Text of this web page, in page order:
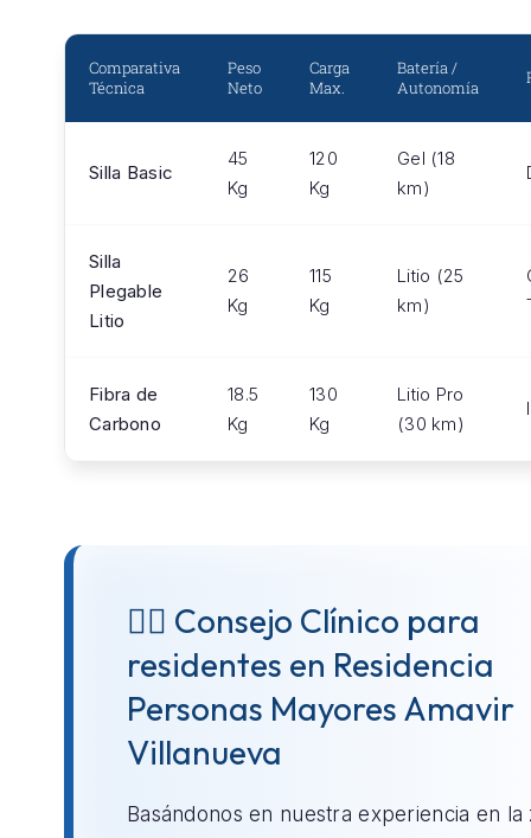
Comparativa
Técnica
Peso
Neto
Carga
Max.
Batería /
Autonomía
Silla Basic
45
Kg
120
Kg
Gel (18
km)
Silla
Plegable
Litio
26
Kg
115
Kg
Litio (25
km)
Fibra de
Carbono
18.5
Kg
130
Kg
Litio Pro
(30 km)
👨‍⚕️ Consejo Clínico para
residentes en Residencia
Personas Mayores Amavir
Villanueva
Basándonos en nuestra experiencia en la